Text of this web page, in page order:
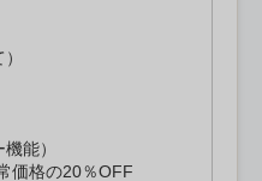
能）
価格の20％OFF